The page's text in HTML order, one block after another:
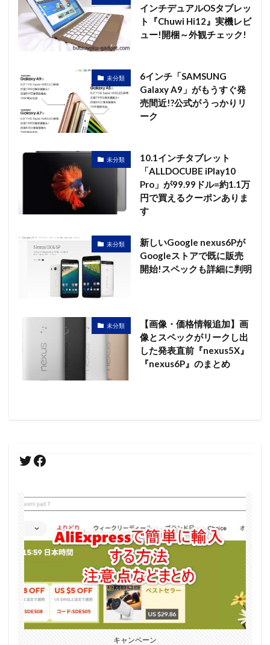
インチデュアルOSタブレッ
ト『Chuwi Hi12』実機レビ
ュー!開梱～外観チェック!
未分類
6インチ「SAMSUNG
Galaxy A9」がもうすぐ発
売間近!?公式がうっかりリ
ーク
未分類
10.1インチタブレット
「ALLDOCUBE iPlay10
Pro」が99.99ドル=約1.1万
円で買えるクーポンありま
す
未分類
新しいGoogle nexus6Pが
Googleストアで既に販売
開始!スペックも詳細に判明
未分類
【画像・価格情報追加】画
像とスペックがリークし出
した発表直前『nexus5X』
『nexus6P』のまとめ
キャンペーン